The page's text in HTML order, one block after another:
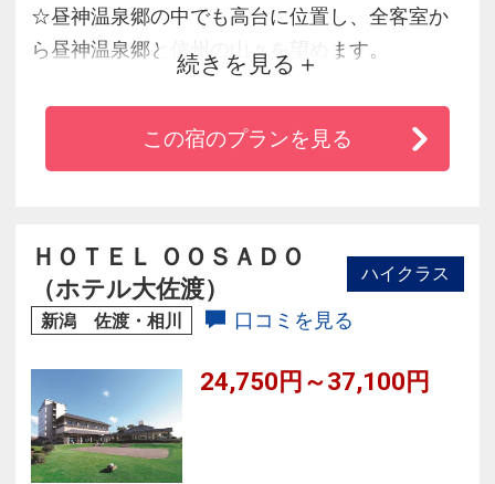
☆昼神温泉郷の中でも高台に位置し、全客室か
ら昼神温泉郷と信州の山々を望めます。
☆夕食は［囲炉裏料理］と［郷土会席料理］の
２種類からお選び頂けます。
☆昼神温泉のお湯は美肌美人の湯と呼ばれてい
約１８０分でアクセス抜群。
☆昼神温泉のある阿智村は日本一の星空として
有名です。
続きを見る
この宿のプランを見る
ＨＯＴＥＬ ＯＯＳＡＤＯ
（ホテル大佐渡）
ハイクラス
新潟 佐渡・相川 口コミを見る
24,750円～37,100円